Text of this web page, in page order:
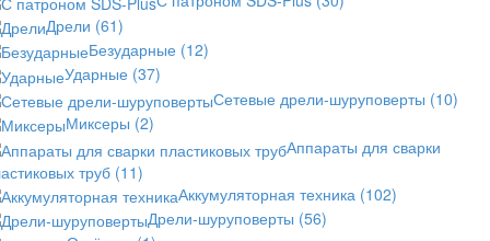
Дрели (61)
Безударные (12)
Ударные (37)
Сетевые дрели-шуруповерты (10)
Миксеры (2)
Аппараты для сварки
труб (11)
Аккумуляторная техника (102)
Дрели-шуруповерты (56)